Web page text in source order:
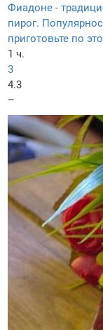
Фиадоне -
пирог.
приготовьте по
1 ч.
3
4.3
–